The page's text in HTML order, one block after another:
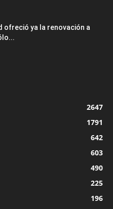
ofreció ya la renovación a
2647
1791
642
603
490
225
196